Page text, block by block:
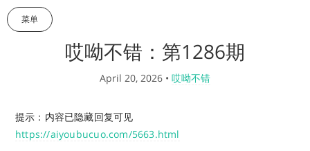
菜单
哎呦不错：第1286期
April 20, 2026 • 哎呦不错
提示：内容已隐藏回复可见
https://aiyoubucuo.com/5663.html